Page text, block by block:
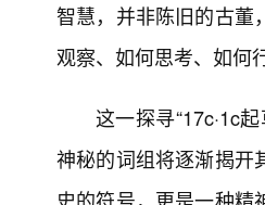
智慧，并非陈旧的古董
观察、如何思考、如何
这一探寻“17c·1c
神秘的词组将逐渐揭开